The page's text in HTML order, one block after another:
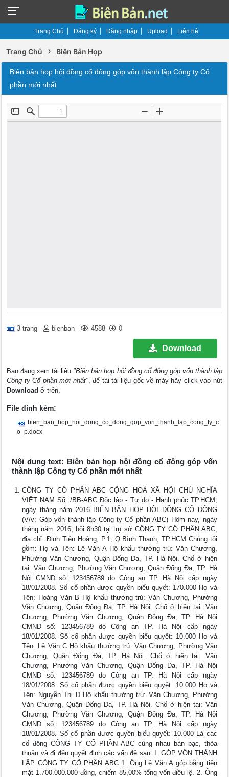
Trang Chủ Đăng ký Đăng nhập Upload Liên hệ
Trang Chủ › Biên Bản Họp
Biên bản họp hội đồng cổ đông góp vốn thành lập Công ty Cổ
phần mới nhất
3 trang bienban 4588 0
Download
Bạn đang xem tài liệu "Biên bản họp hội đồng cổ đông góp vốn thành lập
Công ty Cổ phần mới nhất", để tải tài liệu gốc về máy hãy click vào nút
Download ở trên.
File đính kèm:
bien_ban_hop_hoi_dong_co_dong_gop_von_thanh_lap_cong_ty_c
o_p.docx
Nội dung text: Biên bản họp hội đồng cổ đông góp vốn
thành lập Công ty Cổ phần mới nhất
CÔNG TY CỔ PHẦN ABC CỘNG HOÀ XÃ HỘI CHỦ NGHĨA
VIỆT NAM Số: /BB-ABC Độc lập - Tự do - Hạnh phúc TP.HCM,
ngày tháng năm 2016 BIÊN BẢN HỌP HỘI ĐỒNG CỔ ĐÔNG
(V/v: Góp vốn thành lập Công ty Cổ phần ABC) Hôm nay, ngày
tháng năm 2016, hồi 8h30 tại trụ sở CÔNG TY CỔ PHẦN ABC,
địa chỉ: Đinh Tiên Hoàng, P.1, Q.Bình Thạnh, TP.HCM Chúng tôi
gồm: Họ và Tên: Lê Văn A Hộ khẩu thường trú: Văn Chương,
Phường Văn Chương, Quận Đống Đa, TP. Hà Nội. Chổ ở hiện
tại: Văn Chương, Phường Văn Chương, Quận Đống Đa, TP. Hà
Nội CMND số: 123456789 do Công an TP. Hà Nội cấp ngày
18/01/2008. Số cổ phần được quyền biểu quyết: 170.000 Họ và
Tên: Hoàng Văn B Hộ khẩu thường trú: Văn Chương, Phường
Văn Chương, Quận Đống Đa, TP. Hà Nội. Chổ ở hiện tại: Văn
Chương, Phường Văn Chương, Quận Đống Đa, TP. Hà Nội
CMND số: 123456789 do Công an TP. Hà Nội cấp ngày
18/01/2008. Số cổ phần được quyền biểu quyết: 10.000 Họ và
Tên: Lê Văn C Hộ khẩu thường trú: Văn Chương, Phường Văn
Chương, Quận Đống Đa, TP. Hà Nội. Chổ ở hiện tại: Văn
Chương, Phường Văn Chương, Quận Đống Đa, TP. Hà Nội
CMND số: 123456789 do Công an TP. Hà Nội cấp ngày
18/01/2008. Số cổ phần được quyền biểu quyết: 10.000 Họ và
Tên: Nguyễn Thị D Hộ khẩu thường trú: Văn Chương, Phường
Văn Chương, Quận Đống Đa, TP. Hà Nội. Chổ ở hiện tại: Văn
Chương, Phường Văn Chương, Quận Đống Đa, TP. Hà Nội
CMND số: 123456789 do Công an TP. Hà Nội cấp ngày
18/01/2008. Số cổ phần được quyền biểu quyết: 10.000 Là các
cổ đông CÔNG TY CỔ PHẦN ABC cùng nhau bàn bạc, thỏa
thuận và đi đến quyết định các vấn đề sau: I. GÓP VỐN THÀNH
LẬP CÔNG TY CỔ PHẦN ABC 1. Ông Lê Văn A góp bằng tiền
mặt 1.700.000.000 đồng, chiếm 85,00% tổng vốn điều lệ. 2. Ông